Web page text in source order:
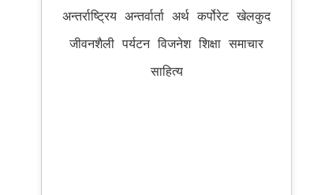
अन्तर्राष्ट्रिय अन्तर्वार्ता अर्थ कर्पोरेट खेलकुद
जीवनशैली पर्यटन विजनेश शिक्षा समाचार
साहित्य